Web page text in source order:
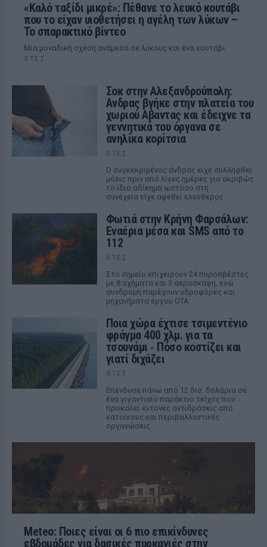
«Καλό ταξίδι μικρέ»: Πέθανε το λευκό κουτάβι
που το είχαν υιοθετήσει η αγέλη των λύκων –
Το σπαρακτικό βίντεο
Μια μοναδική σχέση ανάμεσα σε λύκους και ένα κουτάβι
ΧΤΕΣ
Σοκ στην Αλεξανδρούπολη:
Ανδρας βγήκε στην πλατεία του
χωριού Αβαντας και έδειχνε τα
γεννητικά του όργανα σε
ανηλίκα κορίτσια
ΧΤΕΣ
Ο συγκεκριμένος άνδρας είχε συλληφθεί
μόλις πριν από λίγες ημέρες για ακριβώς
το ίδιο αδίκημα ωστόσο στη
συνέχεια είχε αφεθεί ελεύθερος
Φωτιά στην Κρήνη Φαρσάλων:
Εναέρια μέσα και SMS από το
112
ΧΤΕΣ
Στο σημείο επιχειρούν 24 πυροσβέστες
με 8 οχήματα και 3 αεροσκάφη, ενώ
συνδρομή παρέχουν υδροφόρες και
μηχανήματα έργου ΟΤΑ.
Ποια χώρα έχτισε τσιμεντένιο
φράγμα 400 χλμ. για τα
τσουνάμι ‑ Πόσο κοστίζει και
γιατί διχάζει
ΧΤΕΣ
Επένδυσε πάνω από 12 δισ. δολάρια σε
ένα γιγαντιαίο παράκτιο τείχος που
προκαλεί έντονες αντιδράσεις από
κατοίκους και περιβαλλοντικές
οργανώσεις
Meteo: Ποιες είναι οι 6 πιο επικίνδυνες
εβδομάδες για δασικές πυρκαγιές στην